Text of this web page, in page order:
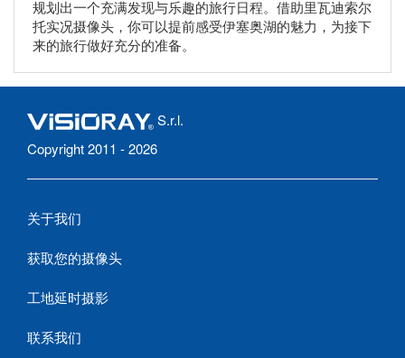
规划出一个充满发现与乐趣的旅行日程。借助里瓦迪索尔
托实况摄像头，你可以提前感受伊塞奥湖的魅力，为接下
来的旅行做好充分的准备。
S.r.l.
Copyright 2011 - 2026
关于我们
获取您的摄像头
工地延时摄影
联系我们